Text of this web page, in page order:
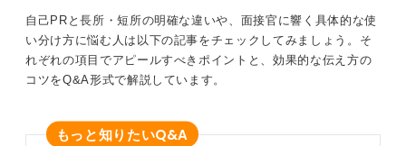
参考にしましょう。
自己PRと長所・短所の明確な違いや、面接官に響く具体的な使
い分け方に悩む人は以下の記事をチェックしてみましょう。そ
れぞれの項目でアピールすべきポイントと、効果的な伝え方の
コツをQ&A形式で解説しています。
もっと知りたいQ&A